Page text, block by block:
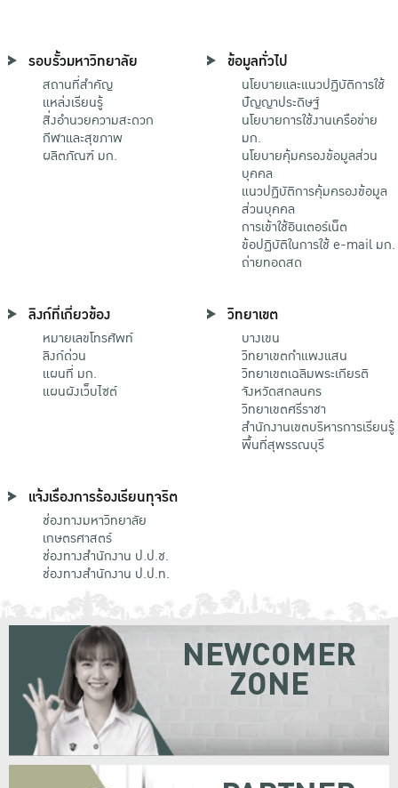
รอบรั้วมหาวิทยาลัย
สถานที่สำคัญ
แหล่งเรียนรู้
สิ่งอำนวยความสะดวก
กีฬาและสุขภาพ
ผลิตภัณฑ์ มก.
ข้อมูลทั่วไป
นโยบายและแนวปฏิบัติการใช้
ปัญญาประดิษฐ์
นโยบายการใช้งานเครือข่าย
มก.
นโยบายคุ้มครองข้อมูลส่วน
บุคคล
แนวปฏิบัติการคุ้มครองข้อมูล
ส่วนบุคคล
การเข้าใช้อินเตอร์เน็ต
ข้อปฏิบัติในการใช้ e-mail มก.
ถ่ายทอดสด
ลิงก์ที่เกี่ยวข้อง
หมายเลขโทรศัพท์
ลิงก์ด่วน
แผนที่ มก.
แผนผังเว็บไซต์
วิทยาเขต
บางเขน
วิทยาเขตกําแพงแสน
วิทยาเขตเฉลิมพระเกียรติ
จังหวัดสกลนคร
วิทยาเขตศรีราชา
สำนักงานเขตบริหารการเรียนรู้
พื้นที่สุพรรณบุรี
แจ้งเรื่องการร้องเรียนทุจริต
ช่องทางมหาวิทยาลัย
เกษตรศาสตร์
ช่องทางสำนักงาน ป.ป.ช.
ช่องทางสำนักงาน ป.ป.ท.
NEWCOMER
ZONE